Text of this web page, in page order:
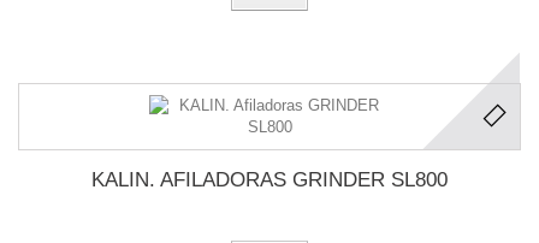
KALIN. AFILADORAS GRINDER SL800